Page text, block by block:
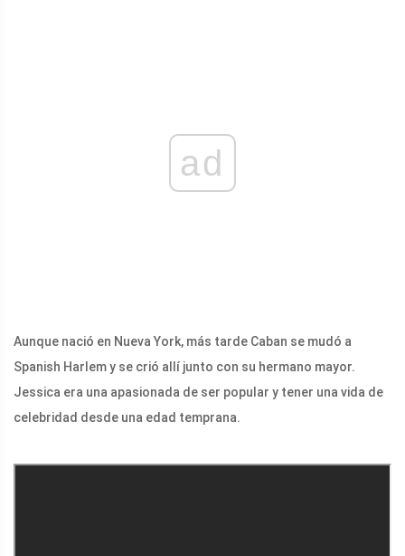
ad
Aunque nació en Nueva York, más tarde Caban se mudó a
Spanish Harlem y se crió allí junto con su hermano mayor.
Jessica era una apasionada de ser popular y tener una vida de
celebridad desde una edad temprana.